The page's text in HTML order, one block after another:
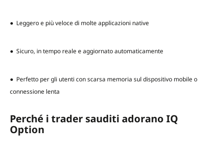
● Leggero e più veloce di molte applicazioni native
● Sicuro, in tempo reale e aggiornato automaticamente
● Perfetto per gli utenti con scarsa memoria sul dispositivo mobile o
connessione lenta
Perché i trader sauditi adorano IQ
Option